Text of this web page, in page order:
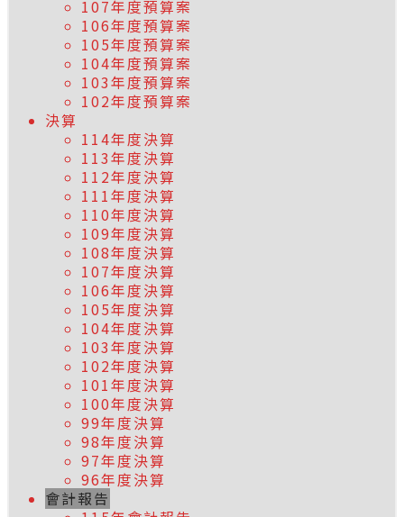
107年度預算案
106年度預算案
105年度預算案
104年度預算案
103年度預算案
102年度預算案
決算
114年度決算
113年度決算
112年度決算
111年度決算
110年度決算
109年度決算
108年度決算
107年度決算
106年度決算
105年度決算
104年度決算
103年度決算
102年度決算
101年度決算
100年度決算
99年度決算
98年度決算
97年度決算
96年度決算
會計報告